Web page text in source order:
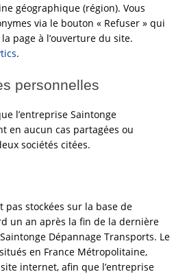
géographique (région). Vous
via le bouton « Refuser » qui
page à l’ouverture du site.
.
personnelles
l’entreprise Saintonge
en aucun cas partagées ou
sociétés citées.
stockées sur la base de
un an après la fin de la dernière
Dépannage Transports. Le
en France Métropolitaine,
internet, afin que l’entreprise